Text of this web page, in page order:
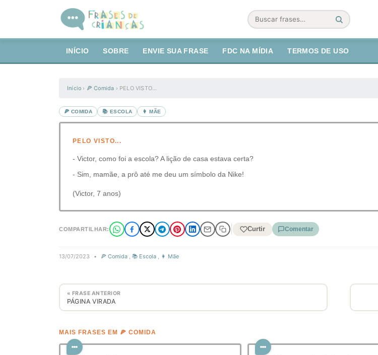
Buscar
INÍCIO SOBRE ENVIE SUA FRASE FDC NA MÍDIA TERMOS DE USO
Início › 🍕 Comida › PELO VISTO...
🍕 COMIDA 📚 ESCOLA 👩 MÃE
PELO VISTO...
- Victor, como foi a escola? A lição de casa estava certa?
- Sim, mamãe, a prô até me deu um símbolo da Nike!
(Victor, 7 anos)
COMPARTILHAR: Curtir Comentar
13/07/2023 • 🍕 Comida , 📚 Escola , 👩 Mãe
« FRASE ANTERIOR
PÁGINA VIRADA
MAIS FRASES EM 🍕 COMIDA